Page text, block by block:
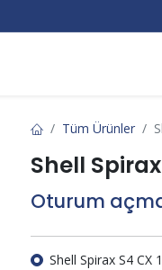
Tüm Ürünler
Shell
Oturum
Shell Spirax S4 CX